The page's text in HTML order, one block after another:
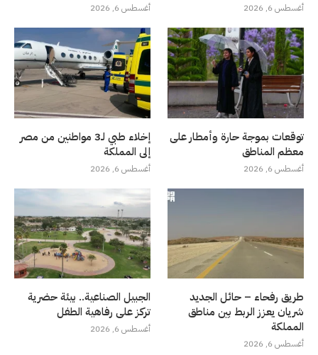
أغسطس 6, 2026 أغسطس 6, 2026
توقعات بموجة حارة وأمطار على
معظم المناطق
أغسطس 6, 2026
إخلاء طبي لـ3 مواطنين من مصر
إلى المملكة
أغسطس 6, 2026
طريق رفحاء – حائل الجديد
شريان يعزز الربط بين مناطق
المملكة
أغسطس 6, 2026
الجبيل الصناعية.. بيئة حضرية
تركز على رفاهية الطفل
أغسطس 6, 2026